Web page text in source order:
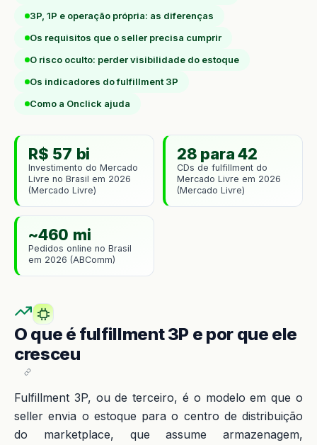
3P, 1P e operação própria: as diferenças
Os requisitos que o seller precisa cumprir
O risco oculto: perder visibilidade do estoque
Os indicadores do fulfillment 3P
Como a Onclick ajuda
R$ 57 bi
Investimento do Mercado
Livre no Brasil em 2026
(Mercado Livre)
28 para 42
CDs de fulfillment do
Mercado Livre em 2026
(Mercado Livre)
~460 mi
Pedidos online no Brasil
em 2026 (ABComm)
O que é fulfillment 3P e por que ele
cresceu
Fulfillment 3P, ou de terceiro, é o modelo em que o
seller envia o estoque para o centro de distribuição
do marketplace, que assume armazenagem,